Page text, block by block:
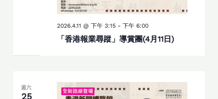
「香港報業尋蹤」導賞團(4月11日)
2026.4.11 @ 下午 3:15- 下午 6:00
週六
25